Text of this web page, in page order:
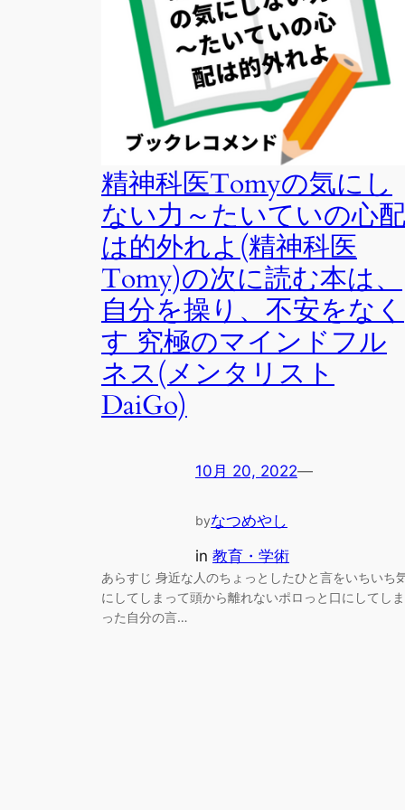
精神科医Tomyの気にし
ない力～たいていの心配
は的外れよ(精神科医
Tomy)の次に読む本は、
自分を操り、不安をなく
す 究極のマインドフル
ネス(メンタリスト
DaiGo)
10月 20, 2022—
byなつめやし
in 教育・学術
あらすじ 身近な人のちょっとしたひと言をいちいち
にしてしまって頭から離れないポロっと口にしてしま
った自分の言…